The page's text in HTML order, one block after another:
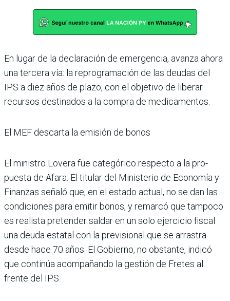
En lugar de la declaración de emergencia, avanza ahora
una tercera vía: la reprogra­mación de las deudas del
IPS a diez años de plazo, con el objetivo de liberar
recursos destinados a la compra de medicamentos.
El MEF descarta la emisión de bonos
El ministro Lovera fue cate­górico respecto a la pro­
puesta de Afara. El titular del Ministerio de Economía y
Finanzas señaló que, en el estado actual, no se dan las
condiciones para emitir bonos, y remarcó que tam­poco
es realista pretender saldar en un solo ejercicio fiscal
una deuda estatal con la previsional que se arras­tra
desde hace 70 años. El Gobierno, no obstante, indicó
que continúa acom­pañando la gestión de Fretes al
frente del IPS.